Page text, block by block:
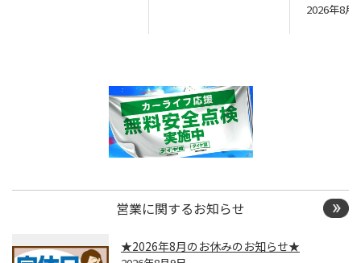
2026年8月
営業に関するお知らせ
★2026年8月のお休みのお知らせ★